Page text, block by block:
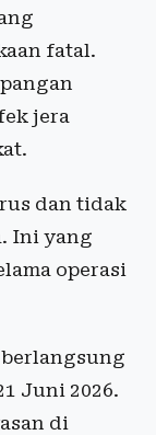
fatal.
jera
dan tidak
Ini yang
operasi
Juni 2026.
di